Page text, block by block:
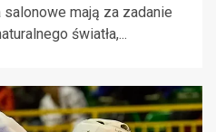
mają za zadanie
światła,...